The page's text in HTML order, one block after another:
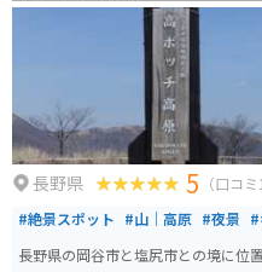
長野県 5 （口コミ
#絶景スポット #山｜高原 #夜景
長野県の岡谷市と塩尻市との境に位